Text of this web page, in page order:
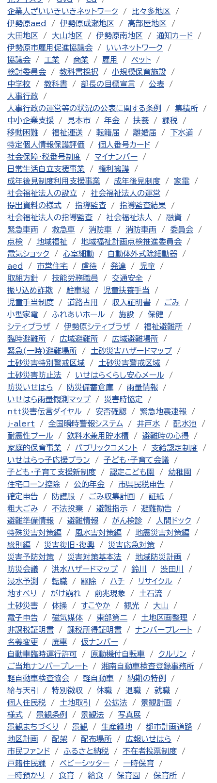
企業人ざいいきいきネットワーク
比々多地区
伊勢原aed
伊勢原成瀬地区
高部屋地区
大田地区
大山地区 伊勢原南地区
通知カード
伊勢原市雇用促進協議会
いいネットワーク
協議会
工業 商業 雇用
ペット
検討委員会
教科書採択
小規模保育施設
中学校
教科書 部長の目標宣言
公表
人事行政
人事行政の運営等の状況の公表に関する条例
集積所
中小企業支援
見本市 年金 扶養
課税
移動困難
福祉運送 転籍届 離婚届
下水道
特定個人情報保護評価
個人番号カード
社会保障・税番号制度
マイナンバー
日常生活自立支援事業
権利擁護
成年後見制度利用支援事業
成年後見制度
家電
社会福祉法人の設立
社会福祉法人の運営
提出資料の様式
指導監査
指導監査結果
社会福祉法人の指導監査
社会福祉法人
融資
緊急車両
救急車 消防車 消防車両
委員会
点検
地域福祉
地域福祉計画点検推進委員会
電気ショック
心室細動
自動体外式除細動器
aed
市営住宅 虐待 発達
児童
取組方針
技能労務職員
交通安全
振り込め詐欺
駐車場
児童扶養手当
児童手当制度
道路占用 収入証明書
ごみ
小型家電
ふれあいホール 施設
保健
シティプラザ
伊勢原シティプラザ
福祉避難所
臨時避難所
広域避難所
広域避難場所
緊急(一時)避難場所
土砂災害ハザードマップ
土砂災害特別警戒区域
土砂災害警戒区域
土砂災害防止法
いせはらくらし安心メール
防災いせはら
防災備蓄倉庫
雨量情報
いせはら雨量観測マップ
災害時協定
ntt災害伝言ダイヤル
安否確認
緊急地震速報
j-alert
全国瞬時警報システム 井戸水
配水池
耐震性プール
飲料水兼用貯水槽
避難時の心得
家庭的保育事業
パブリックコメント
支給認定制度
いせはらっ子応援プラン
子ども・子育て会議
子ども・子育て支援新制度
認定こども園
幼稚園
住宅ローン控除
公的年金
市県民税申告
確定申告
防護服 ごみ収集計画
証紙
粗大ごみ
不法投棄 避難指示
避難勧告
避難準備情報
避難情報 がん検診
人間ドック
特殊災害対策編
風水害対策編
地震災害対策編
総則編
災害復旧・復興
災害応急対策
災害予防対策
災害対策基本法
地域防災計画
防災会議
洪水ハザードマップ 鈴川
渋田川
浸水予測
転職 駆除 ハチ
リサイクル
地すべり
がけ崩れ 前兆現象
土石流
土砂災害
体操 すこやか 観光
大山
電子申告
磁気媒体 東部第二
土地区画整理
非課税証明書
課税所得証明書
ナンバープレート
名義変更
廃車
仮ナンバー
自動車臨時運行許可
原動機付自転車
クルリン
ご当地ナンバープレート
湘南自動車検査登録事務所
軽自動車検査協会
軽自動車
納期の特例
給与天引
特別徴収 休職 退職
就職
個人住民税
土地取引 公拡法
景観計画
様式
景観条例 景観法
写真展
景観まちづくり
景観 生産緑地
都市計画道路
地区計画
配架 配布場所
広報いせはら
市民ファンド
ふるさと納税
不在者投票制度
戸籍住民課
ベビーシッター
一時保育
一時預かり
食育 給食 保育園
保育所